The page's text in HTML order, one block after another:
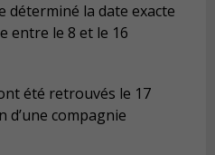
déterminé la date exacte
entre le 8 et le 16
été retrouvés le 17
compagnie